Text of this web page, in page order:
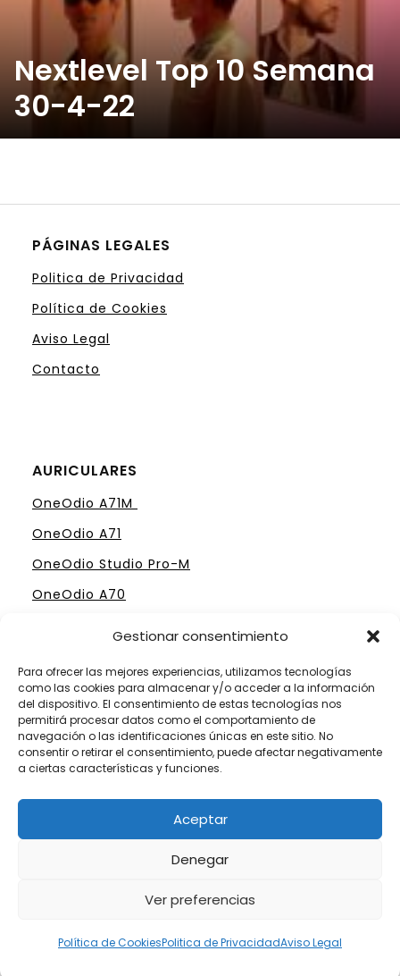
Gestionar consentimiento
Para ofrecer las mejores experiencias, utilizamos tecnologías
como las cookies para almacenar y/o acceder a la información
del dispositivo. El consentimiento de estas tecnologías nos
permitirá procesar datos como el comportamiento de
navegación o las identificaciones únicas en este sitio. No
consentir o retirar el consentimiento, puede afectar negativamente
a ciertas características y funciones.
Aceptar
Denegar
Ver preferencias
Política de CookiesPolitica de PrivacidadAviso Legal
Nextlevel Top 10 Semana
30-4-22
PÁGINAS LEGALES
Politica de Privacidad
Política de Cookies
Aviso Legal
Contacto
AURICULARES
OneOdio A71M
OneOdio A71
OneOdio Studio Pro-M
OneOdio A70
ELIGE TU MESA DE MEZCLAS PERFECTA
Mesas Profesionales Hercules
Mesas más Caras de Pioneer
Mesas Numark por menos de 300 €